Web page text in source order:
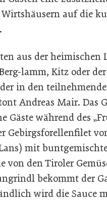
auf die
aus der
lamm, Kitz oder
in den
Andreas Mair. Das
Gäste während des
Gebirgsforellenfilet
mit
von den Tiroler
bekommt der
wird die Sauce